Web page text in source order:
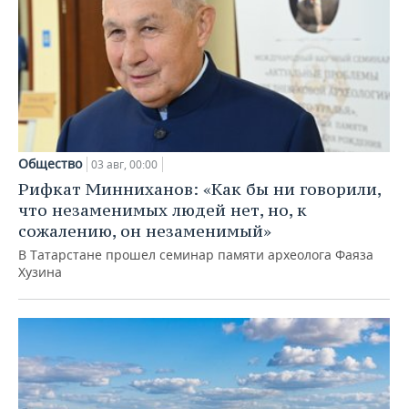
Общество 03 авг, 00:00
Рифкат Минниханов: «Как бы ни говорили,
что незаменимых людей нет, но, к
сожалению, он незаменимый»
В Татарстане прошел семинар памяти археолога Фаяза
Хузина